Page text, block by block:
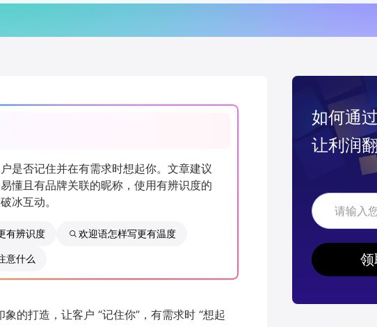
是否记住并在有需求时想起你。文章建议
懂且有品牌关联的昵称，使用有辨识度的
冰互动。
有辨识度 欢迎语怎样写更有温度
意什么
的打造，让客户 “记住你”，有需求时 “想起
如何通
让利润